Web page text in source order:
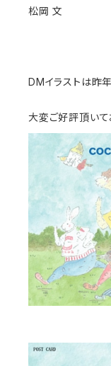
松岡 文
DMイラストは昨
大変ご好評頂いて